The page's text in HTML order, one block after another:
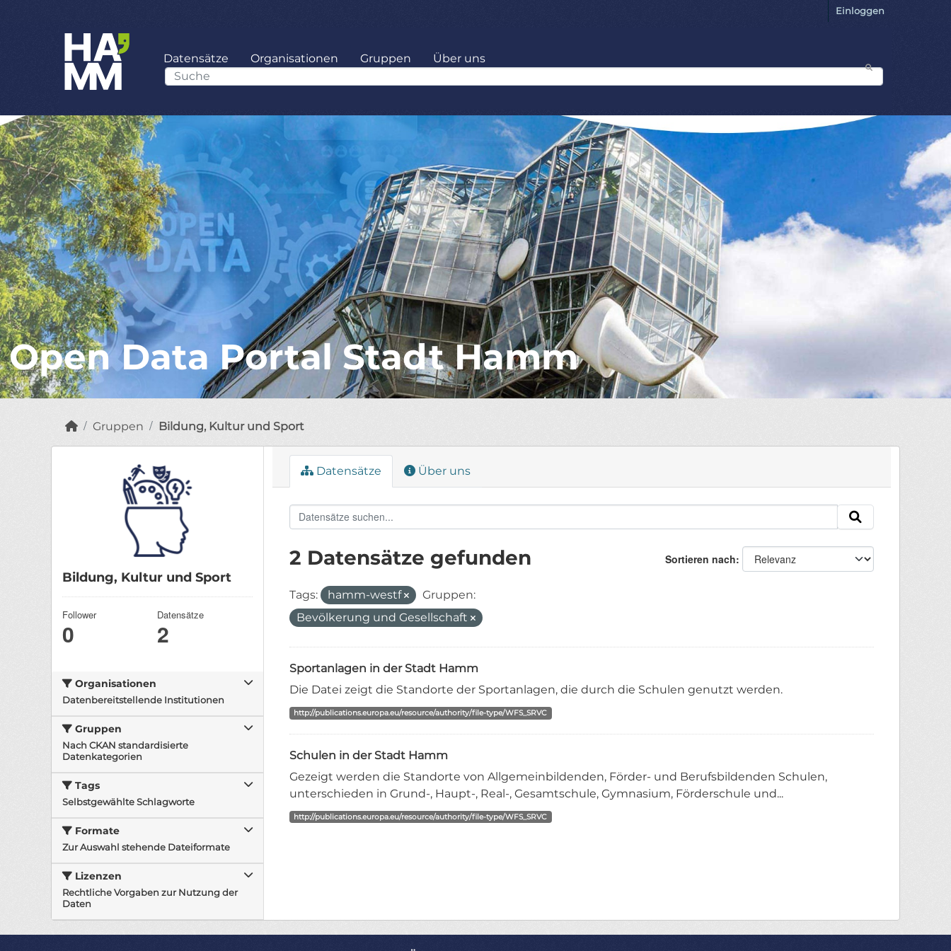
Einloggen
Datensätze Organisationen Gruppen Über uns
Open Data Portal Stadt Hamm
Gruppen Bildung, Kultur und Sport
Bildung, Kultur und Sport
Follower
0
Datensätze
2
Organisationen
Datenbereitstellende Institutionen
Gruppen
Nach CKAN standardisierte
Datenkategorien
Tags
Selbstgewählte Schlagworte
Formate
Zur Auswahl stehende Dateiformate
Lizenzen
Rechtliche Vorgaben zur Nutzung der
Daten
Datensätze Über uns
Sortieren nach
2 Datensätze gefunden
Tags: hamm-westf
Gruppen:
Bevölkerung und Gesellschaft
Sportanlagen in der Stadt Hamm
Die Datei zeigt die Standorte der Sportanlagen, die durch die Schulen genutzt werden.
http://publications.europa.eu/resource/authority/file-type/WFS_SRVC
Schulen in der Stadt Hamm
Gezeigt werden die Standorte von Allgemeinbildenden, Förder- und Berufsbildenden Schulen,
unterschieden in Grund-, Haupt-, Real-, Gesamtschule, Gymnasium, Förderschule und...
http://publications.europa.eu/resource/authority/file-type/WFS_SRVC